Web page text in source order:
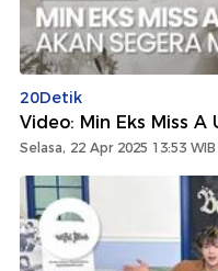
20Detik
Video: Min Eks Miss
Selasa, 22 Apr 2025 13:53 WIB